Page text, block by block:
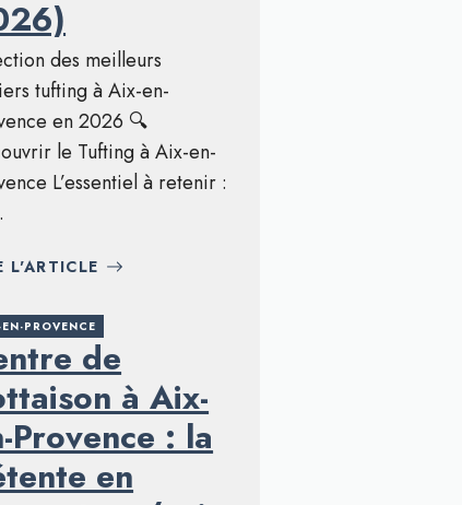
des meilleurs
tufting à Aix-en-
en 2026 🔍
le Tufting à Aix-en-
L’essentiel à retenir :
L'ARTICLE
PROVENCE
de
à Aix-
Provence : la
en